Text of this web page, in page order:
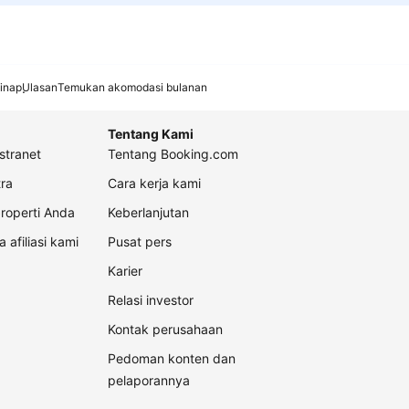
UlasanTemukan akomodasi bulanan
Anda
afiliasi kami
Tentang Kami
Tentang Booking.com
Cara kerja kami
Keberlanjutan
Pusat pers
Karier
Relasi investor
Kontak perusahaan
Pedoman konten dan
pelaporannya